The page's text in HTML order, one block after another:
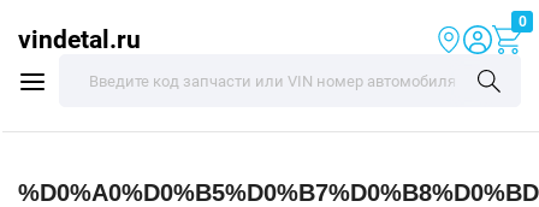
vindetal.ru
0